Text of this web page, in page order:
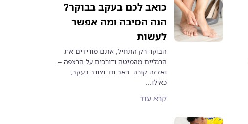
כואב לכם בעקב בבוקר?
הנה הסיבה ומה אפשר
לעשות
הבוקר רק התחיל, אתם מורידים את
הרגליים מהמיטה ודורכים על הרצפה –
ואז זה קורה. כאב חד וצורב בעקב,
כאילו...
קרא עוד